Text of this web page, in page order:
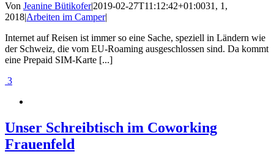
Von Jeanine Bütikofer|2019-02-27T11:12:42+01:0031, 1,
2018|Arbeiten im Camper|
Internet auf Reisen ist immer so eine Sache, speziell in Ländern wie
der Schweiz, die vom EU-Roaming ausgeschlossen sind. Da kommt
eine Prepaid SIM-Karte [...]
3
Unser Schreibtisch im Coworking
Frauenfeld